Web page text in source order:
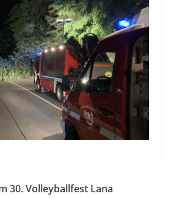
30. Volleyballfest Lana